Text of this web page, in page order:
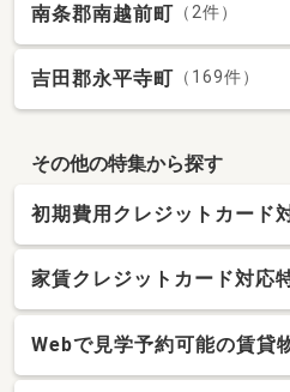
南条郡南越前町 （2件）
吉田郡永平寺町 （169件）
その他の特集から探す
初期費用クレジットカード
家賃クレジットカード対応
Webで見学予約可能の賃貸